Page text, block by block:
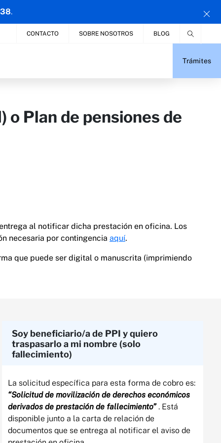
.
Trámites
CONTACTO SOBRE NOSOTROS BLOG
o Plan de pensiones de
al notificar dicha prestación en oficina. Los
necesaria por contingencia aquí.
que puede ser digital o manuscrita (imprimiendo
Soy beneficiario/a de PPI y quiero
traspasarlo a mi nombre (solo
fallecimiento)​
La solicitud específica para esta forma de cobro es:
“Solicitud de movilización de derechos económicos
derivados de prestación de fallecimiento”. Está
disponible junto a la carta de relación de
documentos que se entrega al notificar el aviso de